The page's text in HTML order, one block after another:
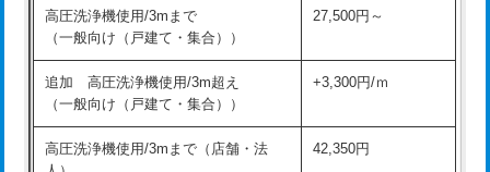
マス交換（深さ50㎝未満）
マス交換（深さ50㎝以上） 66,000円
コンクリート斫り（厚さ10㎝まで）
持込商品取付（単水栓）
持込商品取付（混合水栓） 16,500円
高圧洗浄機使用/3mまで
（一般向け（戸建て・集合））
27,500円～
追加 高圧洗浄機使用/3m超え
（一般向け（戸建て・集合））
+3,300円/ｍ
高圧洗浄機使用/3mまで（店舗・法
42,350円